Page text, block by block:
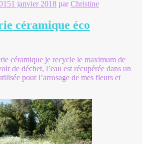
1 janvier 2018 parChristine
céramique éco
céramique je recycle le maximum de
de déchet, l’eau est récupérée dans un
pour l’arrosage de mes fleurs et